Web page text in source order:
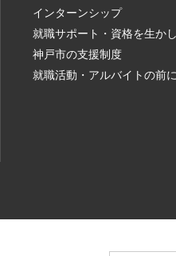
インターンシップ
就職サポート・資格を生か
神戸市の支援制度
就職活動・アルバイトの前